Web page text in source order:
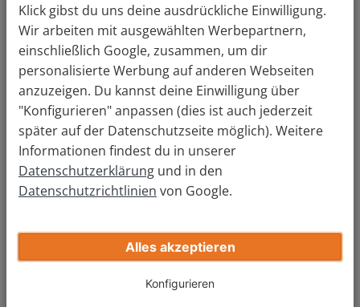
Gratis Autowert berechnen
Über 4 Mio Kunden sind überzeugt. Auto bewerten &
verkaufen: so einfach wie nie!
7. Sie haben keine Lust, Geld für ein neues
Auto auszugeben
Denken Sie, dass Sie Ihr Geld für etwas anderes
ausgeben sollten? Stellen Sie sich folgende Frage: will ich
dieses Auto wirklich behalten? Wenn die Antwort darauf
Gleich danach können Sie direkt anfangen, Geld für
andere Sachen zu sparen.
Klick gibst du uns deine ausdrückliche Einwilligung.
Wir arbeiten mit ausgewählten Werbepartnern,
einschließlich Google, zusammen, um dir
personalisierte Werbung auf anderen Webseiten
anzuzeigen. Du kannst deine Einwilligung über
"Konfigurieren" anpassen (dies ist auch jederzeit
später auf der Datenschutzseite möglich). Weitere
Informationen findest du in unserer
Datenschutzerklärung und in den
Datenschutzrichtlinien von Google.
Alles akzeptieren
Konfigurieren